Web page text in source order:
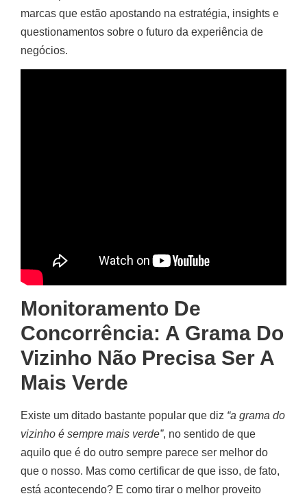
marcas que estão apostando na estratégia, insights e
questionamentos sobre o futuro da experiência de
negócios.
Monitoramento De
Concorrência: A Grama Do
Vizinho Não Precisa Ser A
Mais Verde
Existe um ditado bastante popular que diz “a grama do
vizinho é sempre mais verde”, no sentido de que
aquilo que é do outro sempre parece ser melhor do
que o nosso. Mas como certificar de que isso, de fato,
está acontecendo? E como tirar o melhor proveito